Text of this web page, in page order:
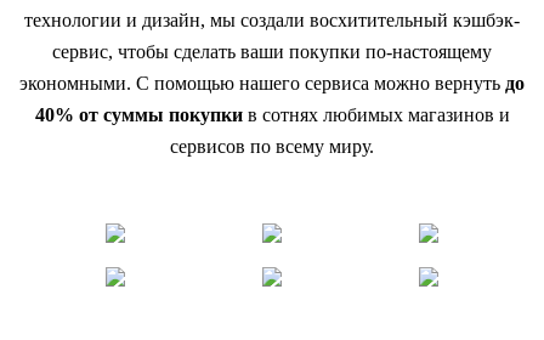
технологии и дизайн, мы создали восхитительный кэшбэк-
сервис, чтобы сделать ваши покупки по-настоящему
экономными. С помощью нашего сервиса можно вернуть до
40% от суммы покупкив сотнях любимых магазинов и
сервисов по всему миру.